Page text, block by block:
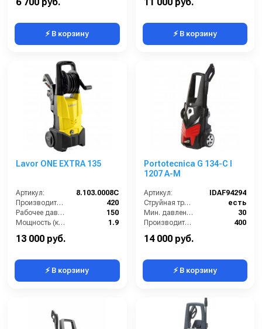
6 700 руб.
⚡ В корзину
11 000 руб.
⚡ В корзину
Lavor ONE EXTRA 135
Артикул:
8.103.0008C
Производительность (л/ч):
420
Рабочее давление (бар):
150
Мощность (кВт):
1.9
13 000 руб.
⚡ В корзину
Portotecnica G 134-C I
1207 A-M
Артикул:
IDAF94294
Струйная трубка (копьё):
есть
Мин. давление (бар):
30
Производительность (л/ч):
400
14 000 руб.
⚡ В корзину